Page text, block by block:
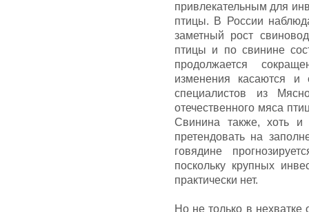
привлекательным для
птицы. В России
заметный рост
птицы и по свинине
продолжается
изменения касаются и
специалистов из
отечественного мяса
Свинина также, хоть и
претендовать на
говядине
поскольку крупных
практически нет.
Но не только в нехватке